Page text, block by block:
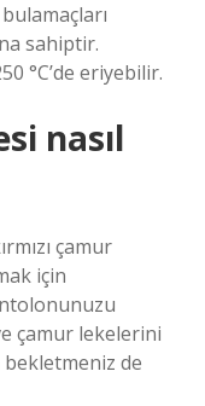
sahiptir.
°C’de eriyebilir.
nasıl
çamur
için
çamur lekelerini
bekletmeniz de